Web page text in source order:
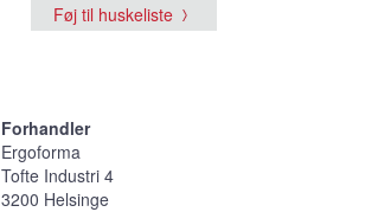
Føj til huskeliste
Forhandler
Ergoforma
Tofte Industri 4
3200 Helsinge